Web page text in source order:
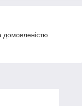
домовленістю